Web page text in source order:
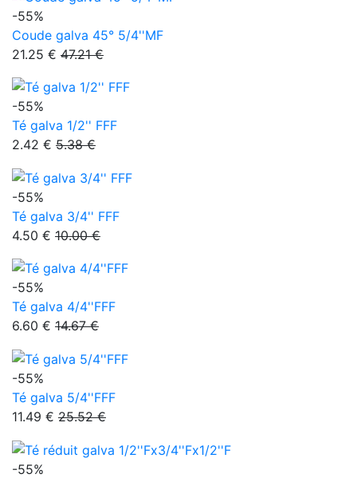
-55%
Coude galva 45° 5/4''MF
21.25 € 47.21 €
-55%
Té galva 1/2'' FFF
2.42 € 5.38 €
-55%
Té galva 3/4'' FFF
4.50 € 10.00 €
-55%
Té galva 4/4''FFF
6.60 € 14.67 €
-55%
Té galva 5/4''FFF
11.49 € 25.52 €
-55%